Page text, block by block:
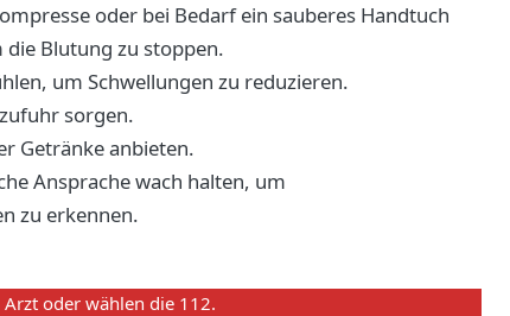
oder bei Bedarf ein sauberes Handtuch
Blutung zu stoppen.
um Schwellungen zu reduzieren.
sorgen.
Getränke anbieten.
Ansprache wach halten, um
zu erkennen.
oder wählen die 112.